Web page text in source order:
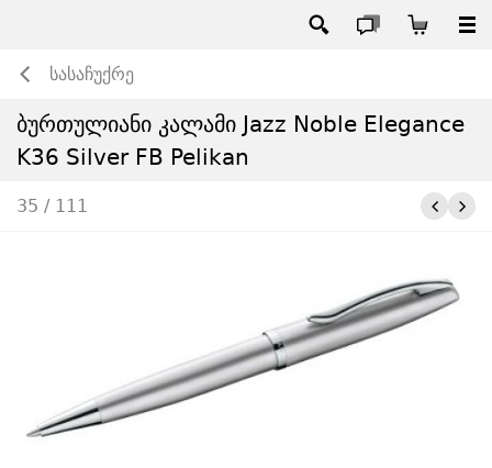
სასაჩუქრე
ბურთულიანი კალამი Jazz Noble Elegance
K36 Silver FB Pelikan
35 / 111